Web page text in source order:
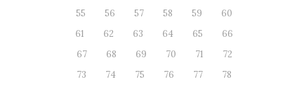
55
56 57 58 59
60
61
62 63 64 65
66
67
68 69 70 71
72
73
74 75 76 77
78